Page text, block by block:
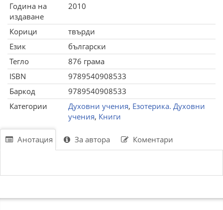
Година на
издаване
2010
Корици
твърди
Език
български
Тегло
876 грама
ISBN
9789540908533
Баркод
9789540908533
Категории
Духовни учения, Езотерика. Духовни
учения, Книги
Анотация За автора Коментари